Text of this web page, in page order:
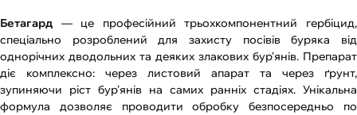
Бетагард — це професійний трьохкомпонентний гербіцид,
спеціально розроблений для захисту посівів буряка від
однорічних дводольних та деяких злакових бур'янів. Препарат
діє комплексно: через листовий апарат та через ґрунт,
зупиняючи ріст бур'янів на самих ранніх стадіях. Унікальна
формула дозволяє проводити обробку безпосередньо по